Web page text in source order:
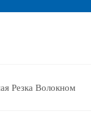
Резка Волокном